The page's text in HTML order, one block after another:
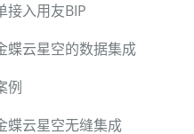
接入用友BIP
蝶云星空的数据集成
例
蝶云星空无缝集成